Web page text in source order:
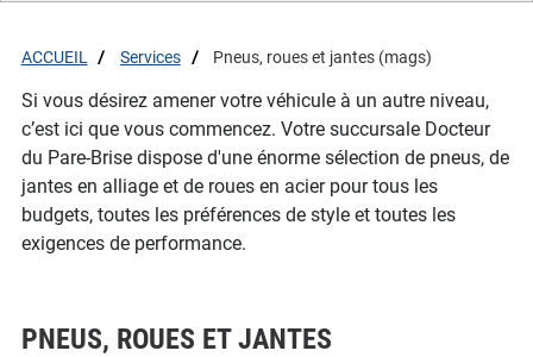
ACCUEIL Services Pneus, roues et jantes (mags)
Si vous désirez amener votre véhicule à un autre niveau,
c’est ici que vous commencez. Votre succursale Docteur
du Pare-Brise dispose d'une énorme sélection de pneus, de
jantes en alliage et de roues en acier pour tous les
budgets, toutes les préférences de style et toutes les
exigences de performance.
PNEUS, ROUES ET JANTES